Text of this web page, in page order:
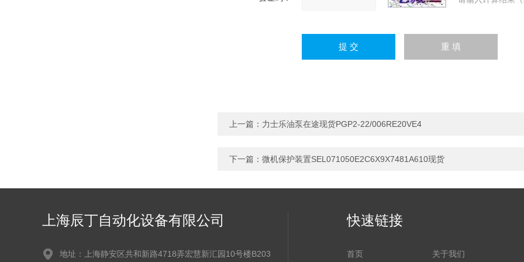
上一篇： 力士乐油泵在途现货PGP2-22/006RE20VE4
下一篇： 微机保护装置SEL071050E2C6X9X7481A610现货
上海辰丁自动化设备有限公司
地址：上海静安区共和新路4718弄宏慧新汇园10号楼B203
快速链接
首页 关于我们